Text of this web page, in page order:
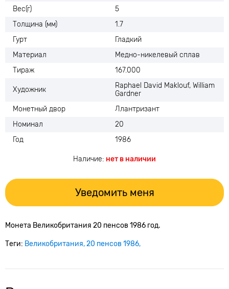
Вес(г)
5
Толщина (мм)
1.7
Гурт
Гладкий
Материал
Медно-никелевый сплав
Тираж
167.000
Художник
Raphael David Maklouf, William
Gardner
Монетный двор
Ллантризант
Номинал
20
Год
1986
Наличие: нет в наличии
Уведомить меня
Монета Великобритания 20 пенсов 1986 год.
Теги: Великобритания 20 пенсов 1986